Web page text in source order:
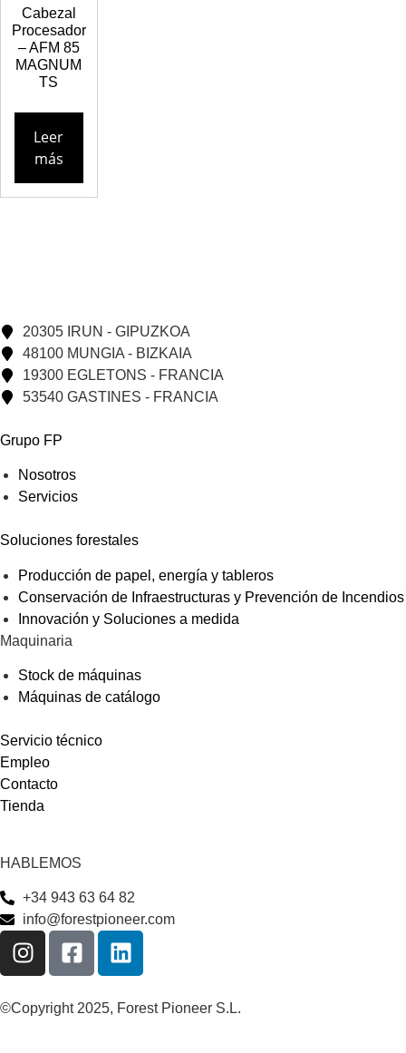
Cabezal
Procesador
– AFM 85
MAGNUM
TS
Leer
más
20305 IRUN - GIPUZKOA
48100 MUNGIA - BIZKAIA
19300 EGLETONS - FRANCIA
53540 GASTINES - FRANCIA
Grupo FP
Nosotros
Servicios
Soluciones forestales
Producción de papel, energía y tableros
Conservación de Infraestructuras y Prevención de Incendios
Innovación y Soluciones a medida
Maquinaria
Stock de máquinas
Máquinas de catálogo
Servicio técnico
Empleo
Contacto
Tienda
HABLEMOS
+34 943 63 64 82
info@forestpioneer.com
©Copyright 2025, Forest Pioneer S.L.